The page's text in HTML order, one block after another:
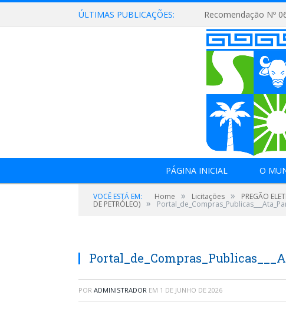
ÚLTIMAS PUBLICAÇÕES: Recomendação Nº
PÁGINA INICIAL O
VOCÊ ESTÁ EM: Home » Licitações » PREGÃO
DE PETRÓLEO) »
POR ADMINISTRADOR EM 1 DE JUNHO DE 2026